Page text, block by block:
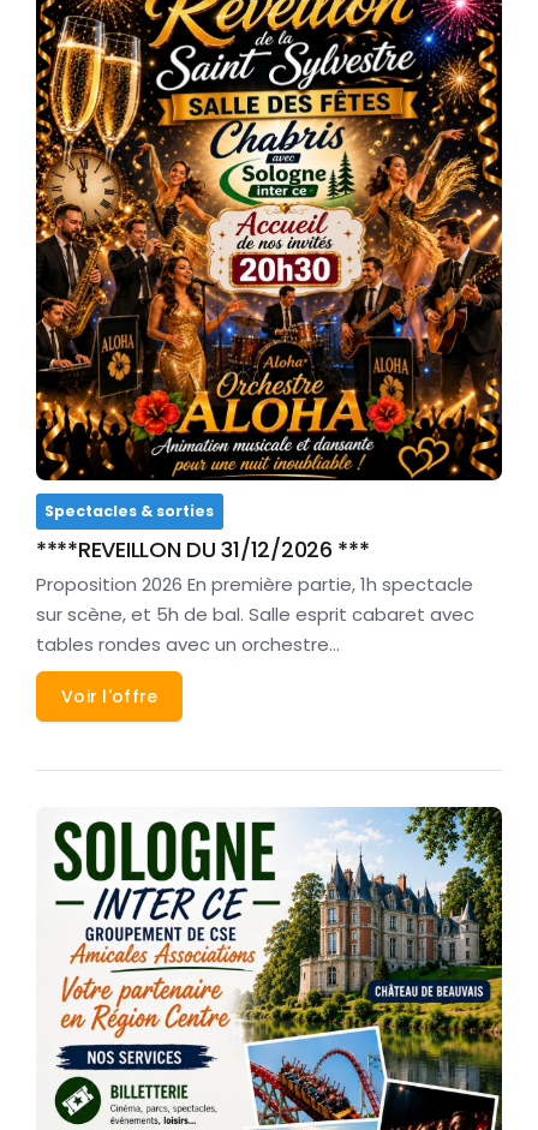
Spectacles & sorties
****REVEILLON DU 31/12/2026 ***
Proposition 2026 En première partie, 1h spectacle
sur scène, et 5h de bal. Salle esprit cabaret avec
tables rondes avec un orchestre…
Voir l'offre